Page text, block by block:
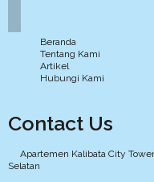
Beranda
Tentang Kami
Artikel
Hubungi Kami
Contact Us
Apartemen Kalibata City
Selatan